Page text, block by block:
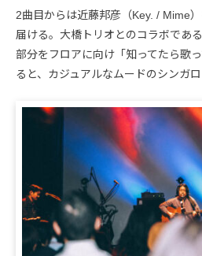
2曲目からは近藤邦彦（Key. / Mime
届ける。大橋トリオとのコラボであ
部分をフロアに向け「知ってたら歌
ると、カジュアルなムードのシンガロ